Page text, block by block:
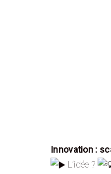
Innovation :
L’idée ?